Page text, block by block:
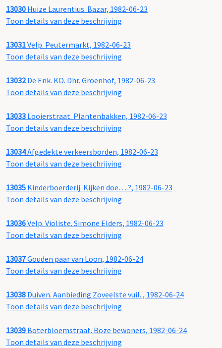
13030 Huize Laurentius. Bazar, 1982-06-23
Toon details van deze beschrijving
13031Velp. Peutermarkt, 1982-06-23
Toon details van deze beschrijving
13032De Enk. KO. Dhr. Groenhof, 1982-06-23
Toon details van deze beschrijving
13033 Looierstraat. Plantenbakken, 1982-06-23
Toon details van deze beschrijving
13034Afgedekte verkeersborden, 1982-06-23
Toon details van deze beschrijving
13035 Kinderboerderij. Kijken doe….?, 1982-06-23
Toon details van deze beschrijving
13036Velp. Violiste. Simone Elders, 1982-06-23
Toon details van deze beschrijving
13037Gouden paar van Loon, 1982-06-24
Toon details van deze beschrijving
13038 Duiven. Aanbieding Zoveelste vuil.., 1982-06-24
Toon details van deze beschrijving
13039 Boterbloemstraat. Boze bewoners, 1982-06-24
Toon details van deze beschrijving